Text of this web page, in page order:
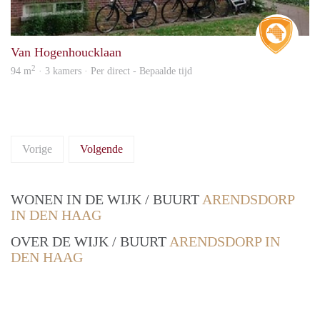
Van Hogenhoucklaan
94 m2 · 3 kamers · Per direct - Bepaalde tijd
Vorige Volgende
WONEN IN DE WIJK / BUURT ARENDSDORP
IN DEN HAAG
OVER DE WIJK / BUURT ARENDSDORP IN
DEN HAAG